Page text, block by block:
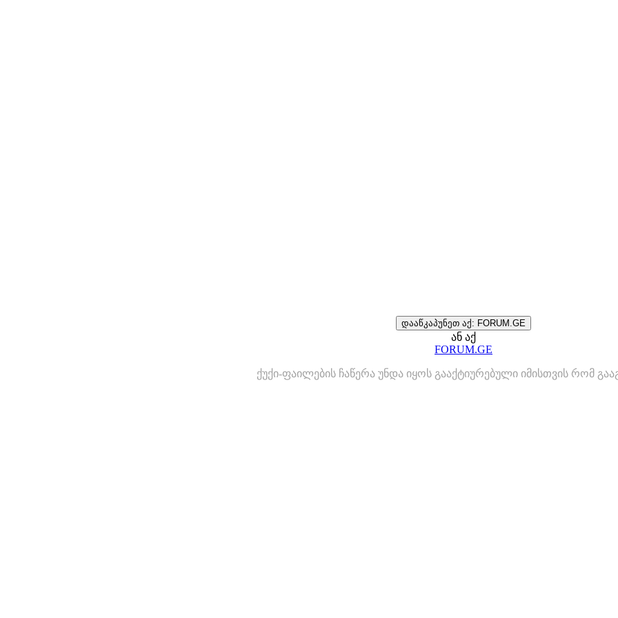
დააწკაპუნეთ აქ: FORUM.GE
ან აქ
FORUM.GE
ქუქი-ფაილების ჩაწერა უნდა იყოს გააქტიურებული იმისთვის რომ